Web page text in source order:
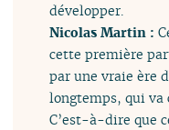
développer.
Nicolas Martin :
cette première
par une vraie ère
longtemps, qui va
C’est-à-dire que